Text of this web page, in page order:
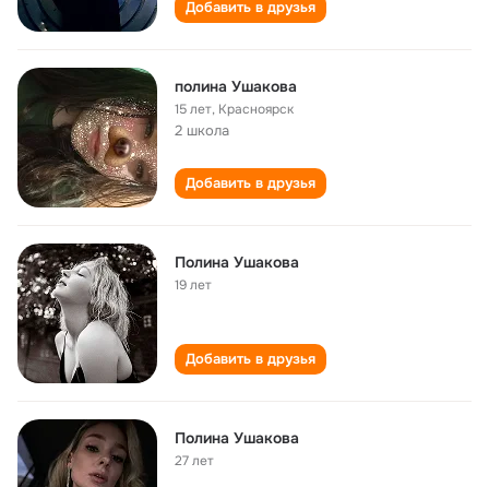
Добавить в друзья
полина Ушакова
15 лет, Красноярск
2 школа
Добавить в друзья
Полина Ушакова
19 лет
Добавить в друзья
Полина Ушакова
27 лет